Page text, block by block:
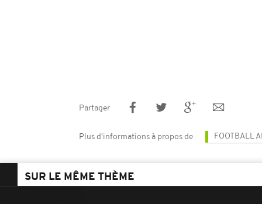
Partager
Plus d'informations à propos de FOOTBALL
SUR LE MÊME THÈME